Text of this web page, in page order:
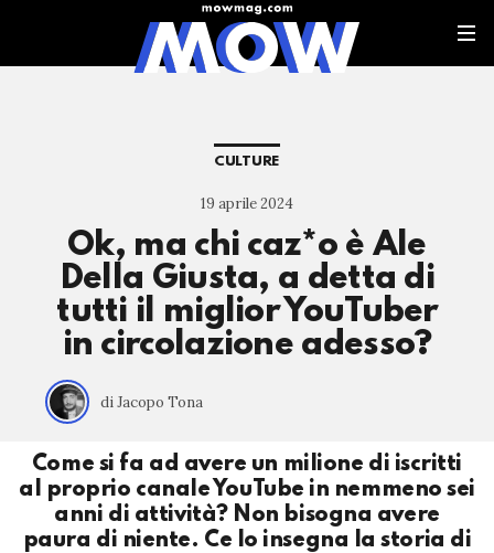
CULTURE
19 aprile 2024
Ok, ma chi caz*o è Ale
Della Giusta, a detta di
tutti il miglior YouTuber
in circolazione adesso?
di Jacopo Tona
Come si fa ad avere un milione di iscritti
al proprio canale YouTube in nemmeno sei
anni di attività? Non bisogna avere
paura di niente. Ce lo insegna la storia di